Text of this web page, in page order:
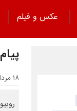
عکس و فیلم
۱۸ مرداد ۱۴۰۴ - ۲۳:۱۰